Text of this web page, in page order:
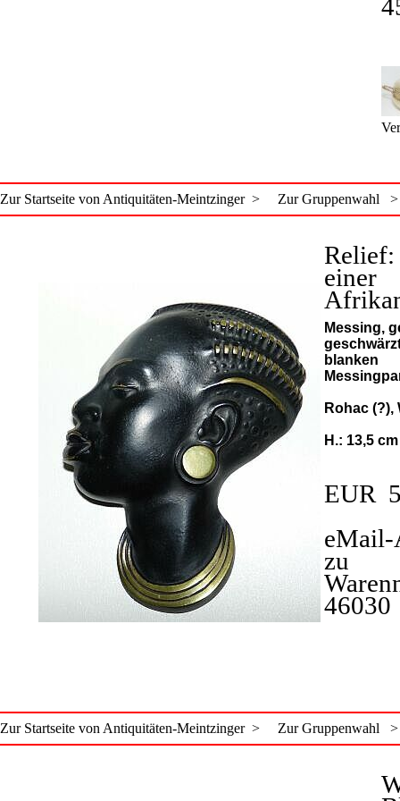
Zur Startseite von Antiquitäten-Meintzinger > Zur Gruppenwahl >
einer
Messing,
blanken
Rohac (?),
H.: 13,5 cm
EUR
eMail-
zu
46030
Zur Startseite von Antiquitäten-Meintzinger > Zur Gruppenwahl >